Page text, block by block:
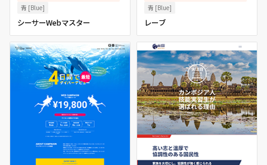
青 [Blue]
シーサーWebマスター
青 [Blue]
レーブ